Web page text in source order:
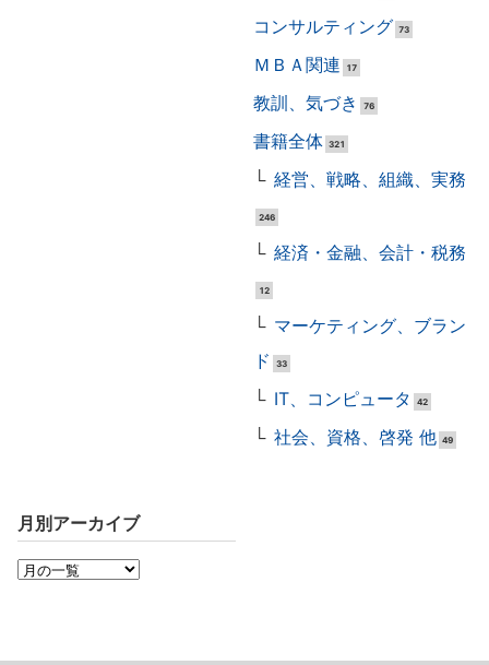
コンサルティング 73
ＭＢＡ関連 17
教訓、気づき 76
書籍全体 321
経営、戦略、組織、実務
246
経済・金融、会計・税務
12
マーケティング、ブラン
ド
33
IT、コンピュータ 42
社会、資格、啓発 他 49
月別アーカイブ